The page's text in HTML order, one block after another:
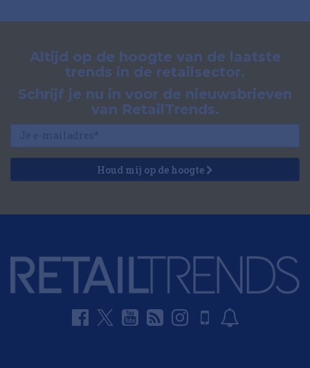
Altijd op de hoogte van de laatste
trends in de retailsector.
Schrijf je nu in voor de nieuwsbrieven
van RetailTrends.
Houd mij op de hoogte